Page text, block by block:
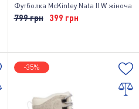
Футболка McKinley Nata II W жіноча
799 грн 399 грн
-35%